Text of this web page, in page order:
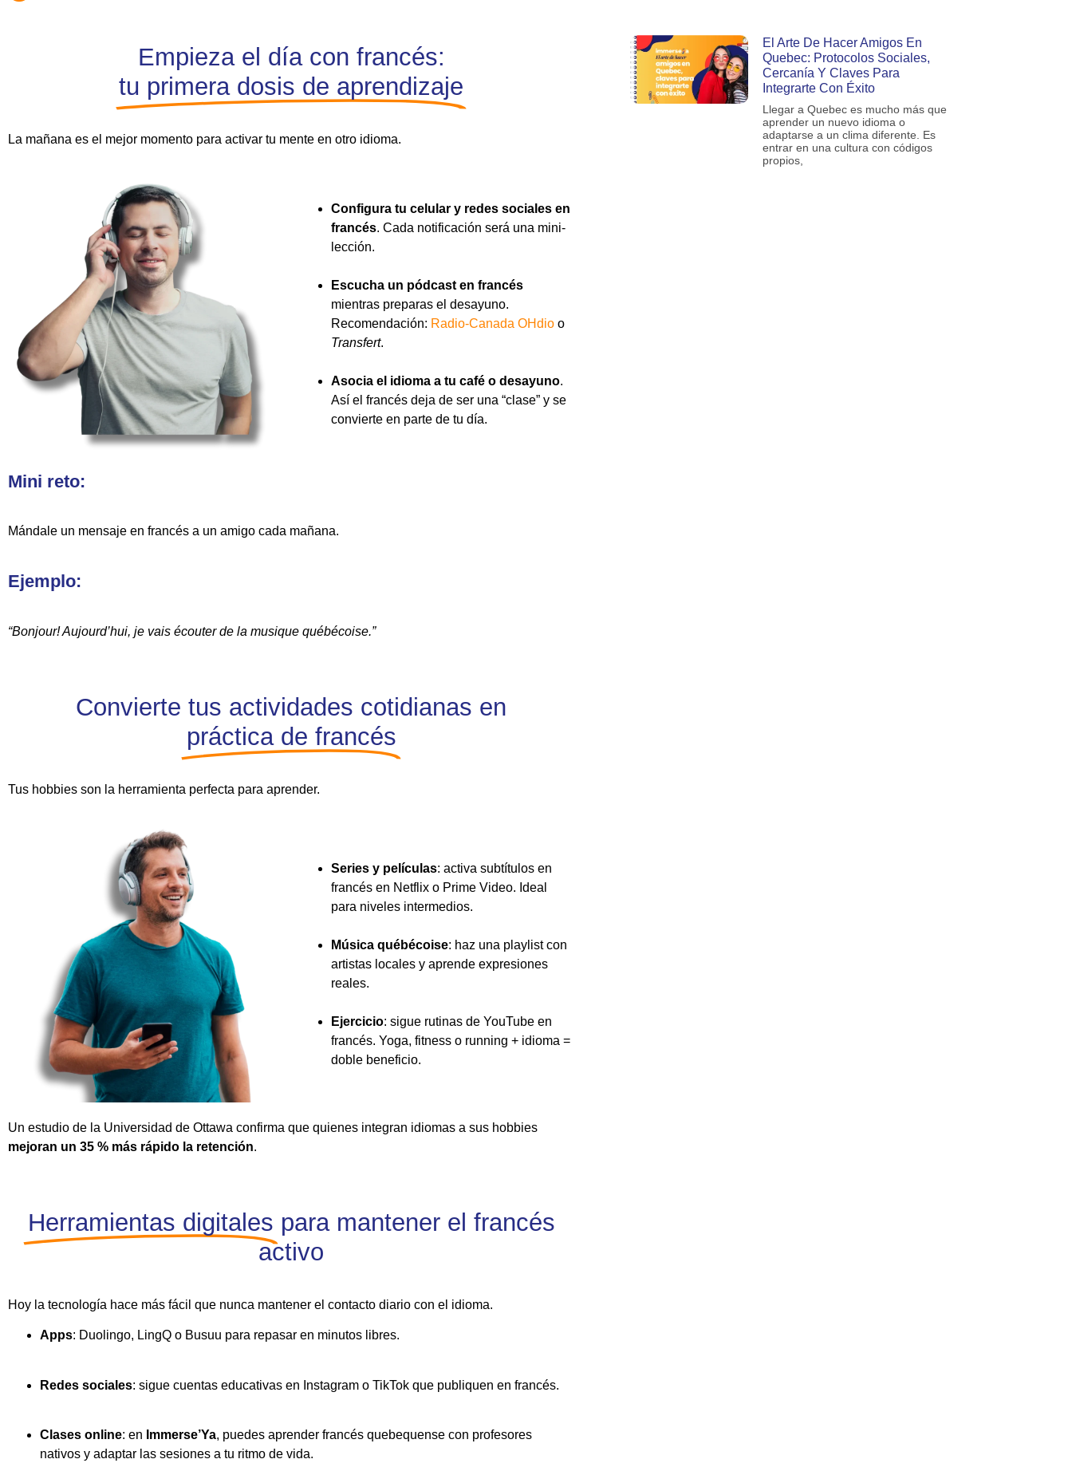
Empieza el día con francés:
tu primera dosis de aprendizaje
La mañana es el mejor momento para activar tu mente en otro idioma.
Configura tu celular y redes sociales en
francés. Cada notificación será una mini-
lección.
Escucha un pódcast en francés
mientras preparas el desayuno.
Recomendación: Radio-Canada OHdio o
Transfert.
Asocia el idioma a tu café o desayuno.
Así el francés deja de ser una “clase” y se
convierte en parte de tu día.
Mini reto:
Mándale un mensaje en francés a un amigo cada mañana.
Ejemplo:
“Bonjour! Aujourd’hui, je vais écouter de la musique québécoise.”
Convierte tus actividades cotidianas en
práctica de francés
Tus hobbies son la herramienta perfecta para aprender.
Series y películas: activa subtítulos en
francés en Netflix o Prime Video. Ideal
para niveles intermedios.
Música québécoise: haz una playlist con
artistas locales y aprende expresiones
reales.
Ejercicio: sigue rutinas de YouTube en
francés. Yoga, fitness o running + idioma =
doble beneficio.
Un estudio de la Universidad de Ottawa confirma que quienes integran idiomas a sus hobbies
mejoran un 35 % más rápido la retención.
Herramientas digitales para mantener el francés
activo
Hoy la tecnología hace más fácil que nunca mantener el contacto diario con el idioma.
Apps: Duolingo, LingQ o Busuu para repasar en minutos libres.
Redes sociales: sigue cuentas educativas en Instagram o TikTok que publiquen en francés.
Clases online: en Immerse’Ya, puedes aprender francés quebequense con profesores
nativos y adaptar las sesiones a tu ritmo de vida.
El Arte De Hacer Amigos En
Quebec: Protocolos Sociales,
Cercanía Y Claves Para
Integrarte Con Éxito
Llegar a Quebec es mucho más que
aprender un nuevo idioma o
adaptarse a un clima diferente. Es
entrar en una cultura con códigos
propios,